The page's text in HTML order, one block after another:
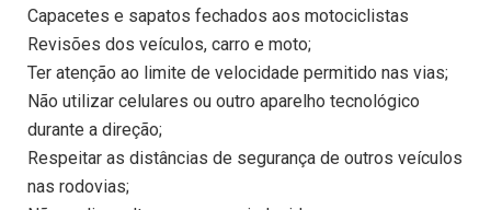
Capacetes e sapatos fechados aos motociclistas
Revisões dos veículos, carro e moto;
Ter atenção ao limite de velocidade permitido nas vias;
Não utilizar celulares ou outro aparelho tecnológico
durante a direção;
Respeitar as distâncias de segurança de outros veículos
nas rodovias;